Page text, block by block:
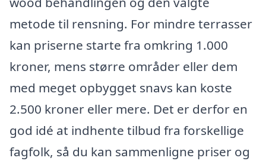
metode til rensning. For mindre terrasser
kan priserne starte fra omkring 1.000
kroner, mens større områder eller dem
med meget opbygget snavs kan koste
2.500 kroner eller mere. Det er derfor en
god idé at indhente tilbud fra forskellige
fagfolk, så du kan sammenligne priser og